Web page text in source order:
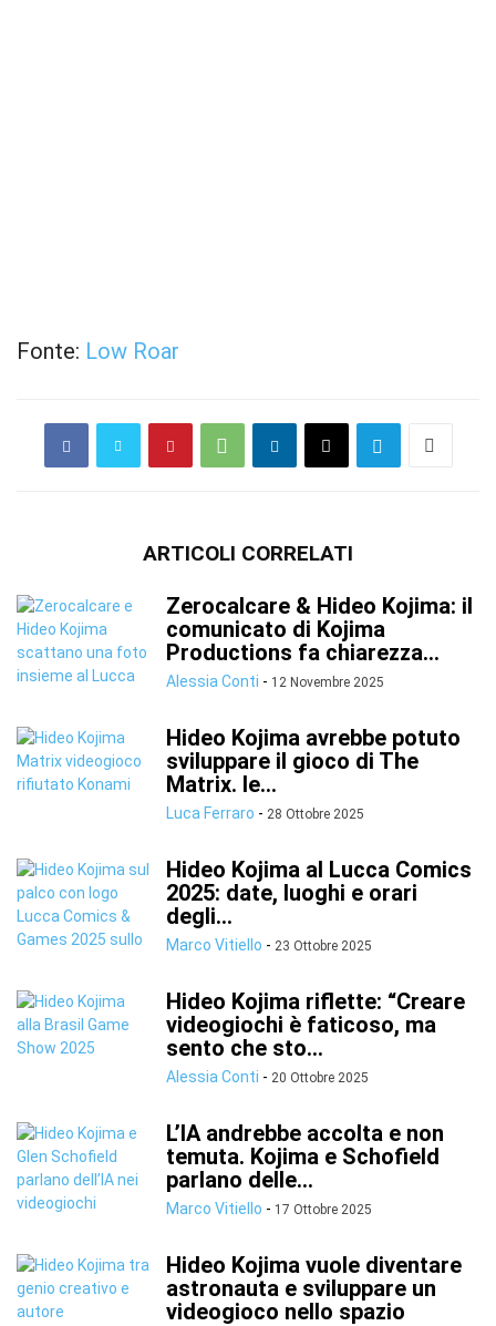
Fonte: Low Roar
ARTICOLI CORRELATI
Zerocalcare & Hideo Kojima: il
comunicato di Kojima
Productions fa chiarezza...
Alessia Conti - 12 Novembre 2025
Hideo Kojima avrebbe potuto
sviluppare il gioco di The
Matrix. le...
Luca Ferraro - 28 Ottobre 2025
Hideo Kojima al Lucca Comics
2025: date, luoghi e orari
degli...
Marco Vitiello - 23 Ottobre 2025
Hideo Kojima riflette: “Creare
videogiochi è faticoso, ma
sento che sto...
Alessia Conti - 20 Ottobre 2025
L’IA andrebbe accolta e non
temuta. Kojima e Schofield
parlano delle...
Marco Vitiello - 17 Ottobre 2025
Hideo Kojima vuole diventare
astronauta e sviluppare un
videogioco nello spazio